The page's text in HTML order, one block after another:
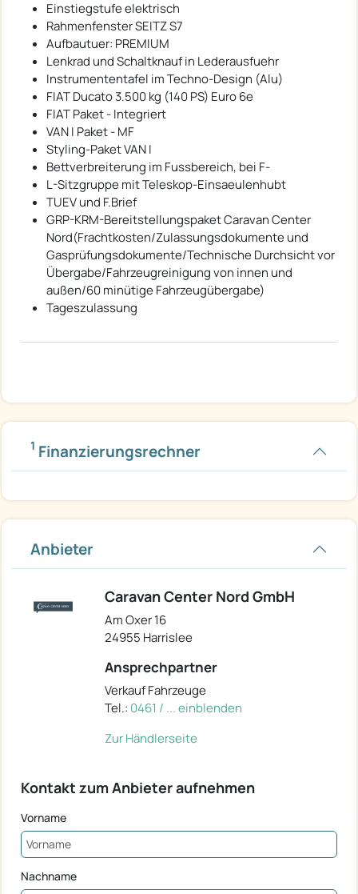
Einstiegstufe elektrisch
Rahmenfenster SEITZ S7
Aufbautuer: PREMIUM
Lenkrad und Schaltknauf in Lederausfuehr
Instrumententafel im Techno-Design (Alu)
FIAT Ducato 3.500 kg (140 PS) Euro 6e
FIAT Paket - Integriert
VAN I Paket - MF
Styling-Paket VAN I
Bettverbreiterung im Fussbereich, bei F-
L-Sitzgruppe mit Teleskop-Einsaeulenhubt
TUEV und F.Brief
GRP-KRM-Bereitstellungspaket Caravan Center
Nord(Frachtkosten/Zulassungsdokumente und
Gasprüfungsdokumente/Technische Durchsicht vor
Übergabe/Fahrzeugreinigung von innen und
außen/60 minütige Fahrzeugübergabe)
Tageszulassung
1 Finanzierungsrechner
Anbieter
Caravan Center Nord GmbH
Am Oxer 16
24955 Harrislee
Ansprechpartner
Verkauf Fahrzeuge
Tel.: 0461 / ... einblenden
Zur Händlerseite
Kontakt zum Anbieter aufnehmen
Vorname
Nachname